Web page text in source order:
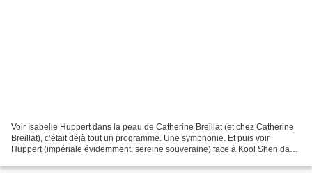
Voir Isabelle Huppert dans la peau de Catherine Breillat (et chez Catherine
Breillat), c’était déjà tout un programme. Une symphonie. Et puis voir
Huppert (impériale évidemment, sereine souveraine) face à Kool Shen dans